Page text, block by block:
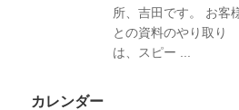
所、吉田です。 お客
との資料のやり取り
は、スピー ...
カレンダー